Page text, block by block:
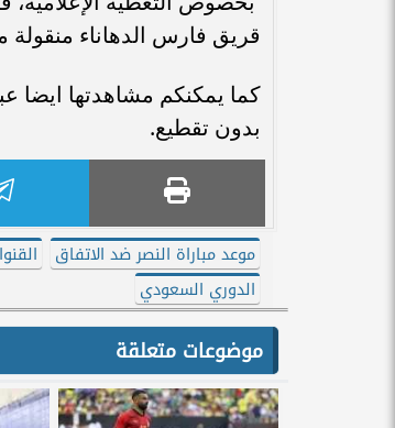
قريق فارس الدهاناء منقولة مباشرة عبر
كما يمكنكم مشاهدتها ايضا
بدون تقطيع.
موعد مباراة النصر ضد الاتفاق
الدوري السعودي
موضوعات متعلقة